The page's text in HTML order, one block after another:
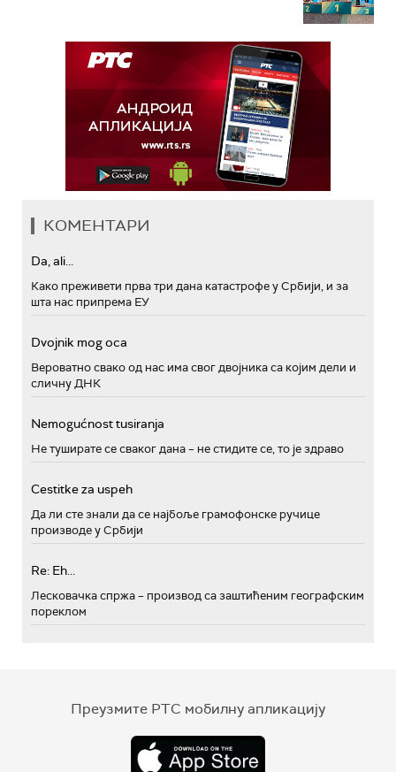
КОМЕНТАРИ
Da, ali...
Како преживети прва три дана катастрофе у Србији, и за
шта нас припрема ЕУ
Dvojnik mog oca
Вероватно свако од нас има свог двојника са којим дели и
сличну ДНК
Nemogućnost tusiranja
Не туширате се сваког дана – не стидите се, то је здраво
Cestitke za uspeh
Да ли сте знали да се најбоље грамофонске ручице
производе у Србији
Re: Eh...
Лесковачка спржа – производ са заштићеним географским
пореклом
Преузмите РТС мобилну апликацију